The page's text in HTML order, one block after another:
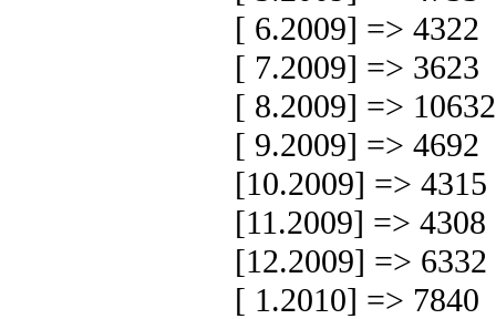
[ 6.2009] => 4322
[ 7.2009] => 3623
[ 8.2009] => 10632
[ 9.2009] => 4692
[10.2009] => 4315
[11.2009] => 4308
[12.2009] => 6332
[ 1.2010] => 7840